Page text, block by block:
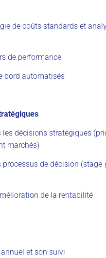
de coûts standards et
de performance
bord automatisés
décisions stratégiques
marchés)
de décision
de la rentabilité
et son suivi